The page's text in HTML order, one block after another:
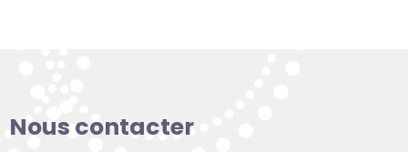
Nous contacter